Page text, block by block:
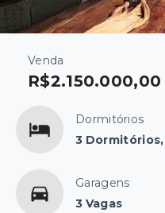
Venda
R$2.150.000,00
Dormitórios
3
Garagens
3 Vagas